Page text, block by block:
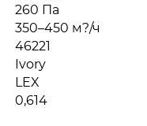
260 Па
350–450 м?/ч
46221
Ivory
LEX
0,614